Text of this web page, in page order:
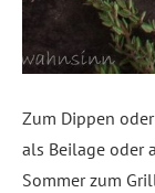
Zum Dippen
als Beilage oder
Sommer zum